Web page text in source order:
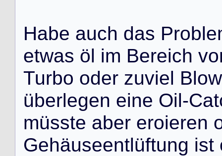
Habe auch das Proble
etwas öl im Bereich vo
Turbo oder zuviel Blow
überlegen eine Oil-Cat
müsste aber eroieren
Gehäuseentlüftung ist